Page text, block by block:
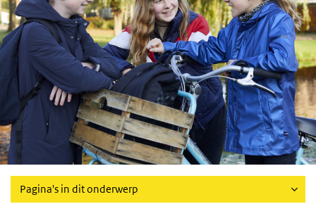
Pagina's in dit onderwerp